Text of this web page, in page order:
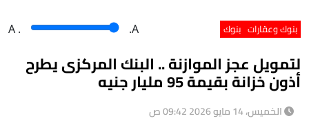
بنوك وعقارات بنوك A . .A
لتمويل عجز الموازنة .. البنك المركزى يطرح
أذون خزانة بقيمة 95 مليار جنيه
الخميس، 14 مايو 2026 09:42 ص